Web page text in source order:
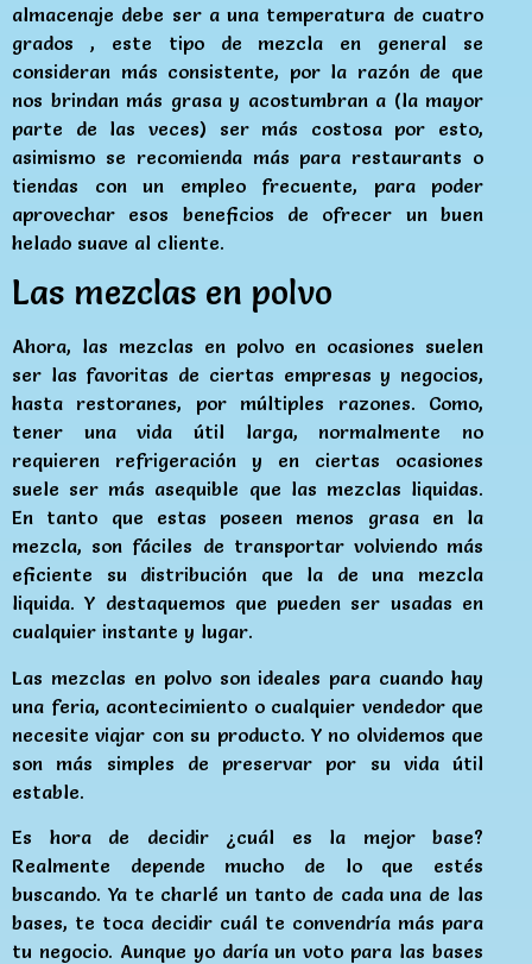
almacenaje debe ser a una temperatura de cuatro
grados , este tipo de mezcla en general se
consideran más consistente, por la razón de que
nos brindan más grasa y acostumbran a (la mayor
parte de las veces) ser más costosa por esto,
asimismo se recomienda más para restaurants o
tiendas con un empleo frecuente, para poder
aprovechar esos beneficios de ofrecer un buen
helado suave al cliente.
Las mezclas en polvo
Ahora, las mezclas en polvo en ocasiones suelen
ser las favoritas de ciertas empresas y negocios,
hasta restoranes, por múltiples razones. Como,
tener una vida útil larga, normalmente no
requieren refrigeración y en ciertas ocasiones
suele ser más asequible que las mezclas liquidas.
En tanto que estas poseen menos grasa en la
mezcla, son fáciles de transportar volviendo más
eficiente su distribución que la de una mezcla
liquida. Y destaquemos que pueden ser usadas en
cualquier instante y lugar.
Las mezclas en polvo son ideales para cuando hay
una feria, acontecimiento o cualquier vendedor que
necesite viajar con su producto. Y no olvidemos que
son más simples de preservar por su vida útil
estable.
Es hora de decidir ¿cuál es la mejor base?
Realmente depende mucho de lo que estés
buscando. Ya te charlé un tanto de cada una de las
bases, te toca decidir cuál te convendría más para
tu negocio. Aunque yo daría un voto para las bases